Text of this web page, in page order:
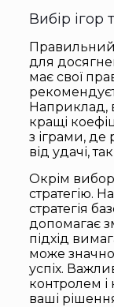
Вибір ігор
Правильний
для
має свої
Наприклад,
кращі
з іграми, де
від удачі,
Окрім
стратегію.
стратегія
допомагає
підхід
може
успіх.
контролем і
ваші